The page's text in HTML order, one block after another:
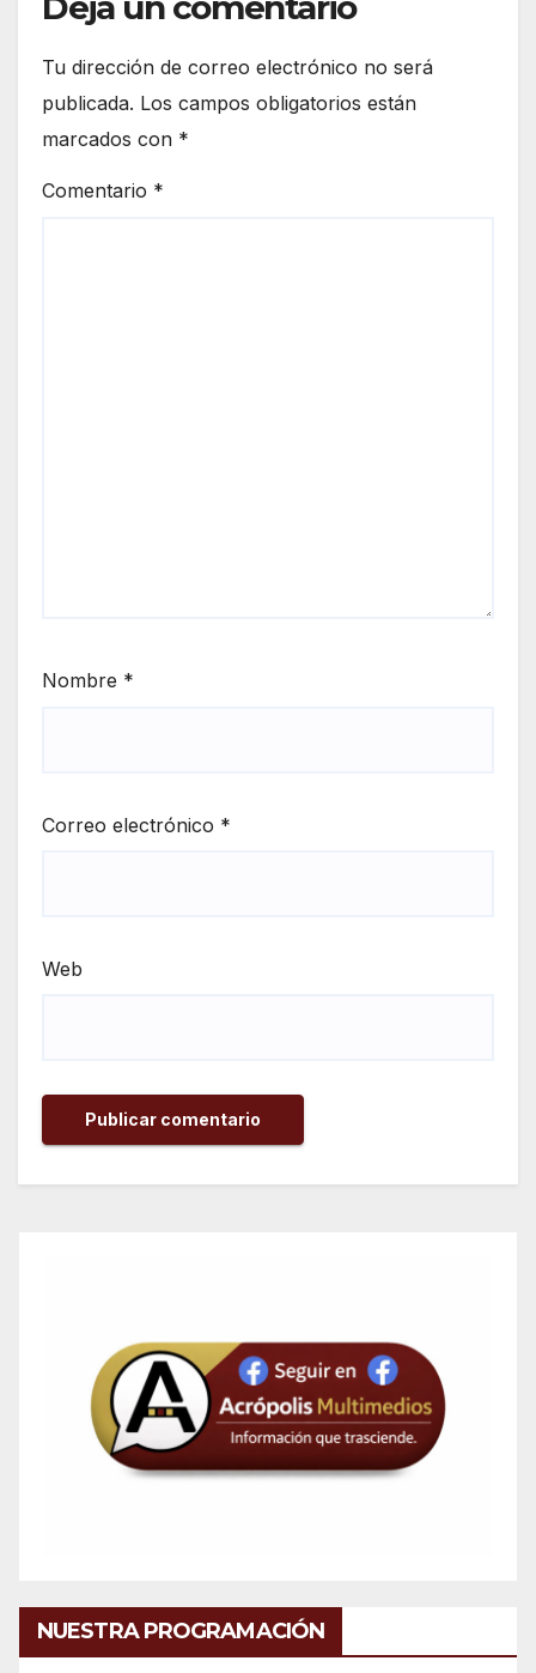
Tu dirección de correo electrónico no será
publicada. Los campos obligatorios están
marcados con *
Comentario *
Nombre *
Correo electrónico *
Web
NUESTRA PROGRAMACIÓN